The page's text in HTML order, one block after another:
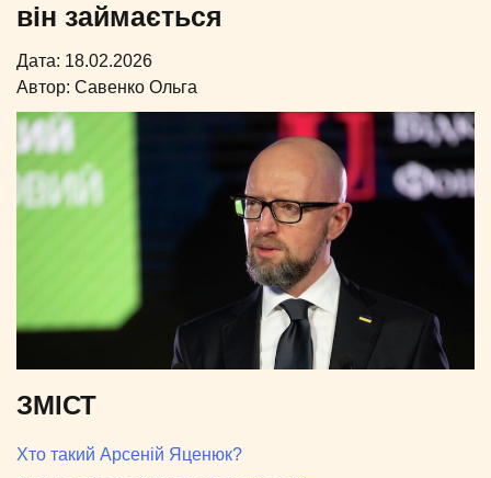
він займається
Дата: 18.02.2026
Автор: Савенко Ольга
ЗМІСТ
Хто такий Арсеній Яценюк?